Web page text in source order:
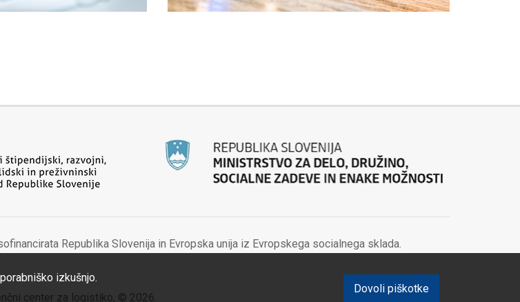
izkušnjo.
Dovoli piškotke
Republika Slovenija in Evropska unija iz Evropskega socialnega sklada.
center za logistiko, © 2026.